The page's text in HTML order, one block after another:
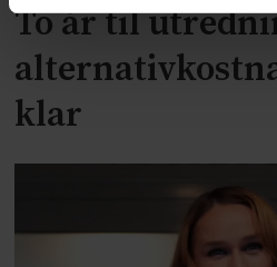
To år til
klar